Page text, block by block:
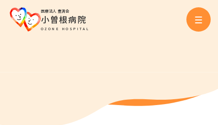
医療法人 豊済会
小曽根病院
OZONE HOSPITAL